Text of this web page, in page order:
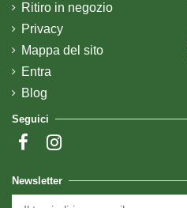
Ritiro in negozio
Privacy
Mappa del sito
Entra
Blog
Seguici
Newsletter